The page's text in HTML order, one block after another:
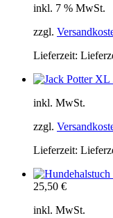
inkl. 7 % MwSt.
zzgl.
Lieferzeit:
inkl. MwSt.
zzgl.
Lieferzeit:
25,50 €
inkl. MwSt.